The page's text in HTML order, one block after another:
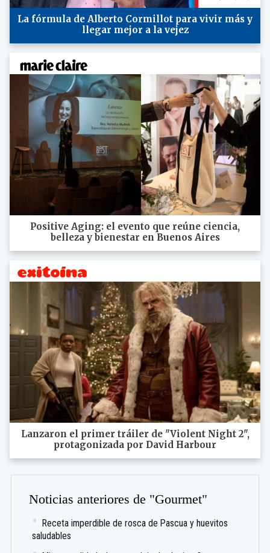
La fórmula de Alberto Cormillot para vivir más y
llegar mejor a la vejez
Positive Aging: el evento que reúne ciencia,
belleza y bienestar en Buenos Aires
Lanzaron el primer tráiler de "Violent Night 2",
protagonizada por David Harbour
Noticias anteriores de "Gourmet"
Receta imperdible de rosca de Pascua y huevitos
saludables